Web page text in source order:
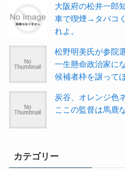
大阪府の松井一郎
車で喫煙→タバコ
れよ。
松野明美氏が参院
一生懸命政治家に
候補者枠を譲って
炭谷、オレンジ色
ここの監督は馬鹿
カテゴリー